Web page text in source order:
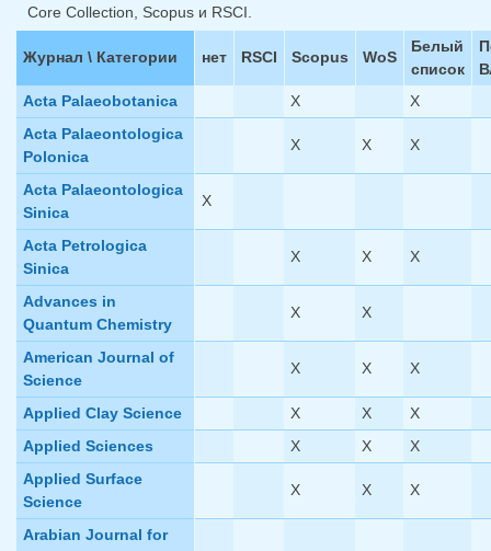
Core Collection, Scopus и RSCI.
Журнал \ Категории нет RSCI Scopus WoS
Белый
список
Acta Palaeobotanica
X
X
Acta Palaeontologica
Polonica
X X X
Acta Palaeontologica
Sinica
X
Acta Petrologica
Sinica
X X X
Advances in
Quantum Chemistry
X X
American Journal of
Science
X X X
Applied Clay Science X X
X
Applied Sciences
X X
X
Applied Surface
Science
X X X
Arabian Journal for